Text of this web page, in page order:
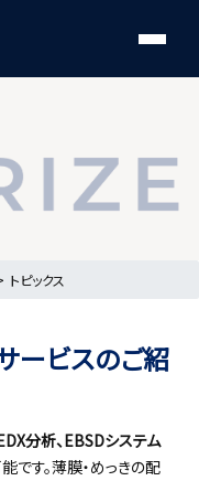
トピックス
ービスのご紹
分析、EBSDシステム
す。薄膜・めっきの配